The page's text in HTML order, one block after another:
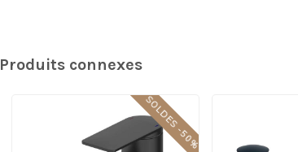
Produits connexes
SOLDES -50%